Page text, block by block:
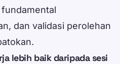
, dan validasi perolehan
.
lebih baik daripada sesi